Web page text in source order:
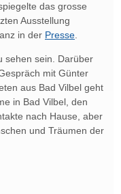
das grosse
Ausstellung
in der Presse
sehen sein. Darüber
mit Günter
aus Bad Vilbel geht
in Bad Vilbel, den
nach Hause, aber
und Träumen der